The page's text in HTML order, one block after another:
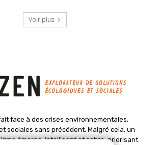
Voir plus
face à des crises environnementales,
sociales sans précédent. Malgré cela, un
émerge, intelligent et sobre, priorisant